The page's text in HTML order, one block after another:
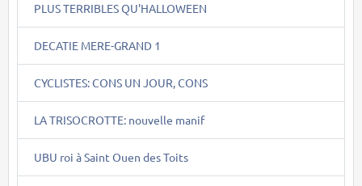
PLUS TERRIBLES QU'HALLOWEEN
DECATIE MERE-GRAND 1
CYCLISTES: CONS UN JOUR, CONS
LA TRISOCROTTE: nouvelle manif
UBU roi à Saint Ouen des Toits